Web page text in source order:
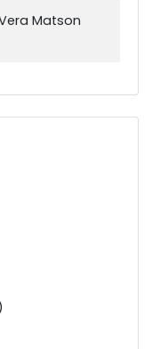
Matson